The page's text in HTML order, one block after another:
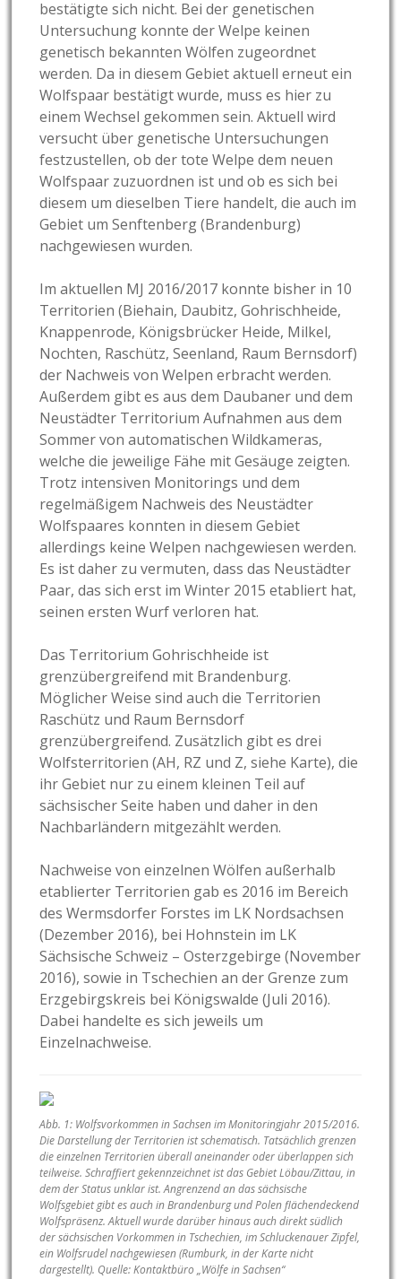
bestätigte sich nicht. Bei der genetischen
Untersuchung konnte der Welpe keinen
genetisch bekannten Wölfen zugeordnet
werden. Da in diesem Gebiet aktuell erneut ein
Wolfspaar bestätigt wurde, muss es hier zu
einem Wechsel gekommen sein. Aktuell wird
versucht über genetische Untersuchungen
festzustellen, ob der tote Welpe dem neuen
Wolfspaar zuzuordnen ist und ob es sich bei
diesem um dieselben Tiere handelt, die auch im
Gebiet um Senftenberg (Brandenburg)
nachgewiesen wurden.
Im aktuellen MJ 2016/2017 konnte bisher in 10
Territorien (Biehain, Daubitz, Gohrischheide,
Knappenrode, Königsbrücker Heide, Milkel,
Nochten, Raschütz, Seenland, Raum Bernsdorf)
der Nachweis von Welpen erbracht werden.
Außerdem gibt es aus dem Daubaner und dem
Neustädter Territorium Aufnahmen aus dem
Sommer von automatischen Wildkameras,
welche die jeweilige Fähe mit Gesäuge zeigten.
Trotz intensiven Monitorings und dem
regelmäßigem Nachweis des Neustädter
Wolfspaares konnten in diesem Gebiet
allerdings keine Welpen nachgewiesen werden.
Es ist daher zu vermuten, dass das Neustädter
Paar, das sich erst im Winter 2015 etabliert hat,
seinen ersten Wurf verloren hat.
Das Territorium Gohrischheide ist
grenzübergreifend mit Brandenburg.
Möglicher Weise sind auch die Territorien
Raschütz und Raum Bernsdorf
grenzübergreifend. Zusätzlich gibt es drei
Wolfsterritorien (AH, RZ und Z, siehe Karte), die
ihr Gebiet nur zu einem kleinen Teil auf
sächsischer Seite haben und daher in den
Nachbarländern mitgezählt werden.
Nachweise von einzelnen Wölfen außerhalb
etablierter Territorien gab es 2016 im Bereich
des Wermsdorfer Forstes im LK Nordsachsen
(Dezember 2016), bei Hohnstein im LK
Sächsische Schweiz – Osterzgebirge (November
2016), sowie in Tschechien an der Grenze zum
Erzgebirgskreis bei Königswalde (Juli 2016).
Dabei handelte es sich jeweils um
Einzelnachweise.
Abb. 1: Wolfsvorkommen in Sachsen im Monitoringjahr 2015/2016.
Die Darstellung der Territorien ist schematisch. Tatsächlich grenzen
die einzelnen Territorien überall aneinander oder überlappen sich
teilweise. Schraffiert gekennzeichnet ist das Gebiet Löbau/Zittau, in
dem der Status unklar ist. Angrenzend an das sächsische
Wolfsgebiet gibt es auch in Brandenburg und Polen flächendeckend
Wolfspräsenz. Aktuell wurde darüber hinaus auch direkt südlich
der sächsischen Vorkommen in Tschechien, im Schluckenauer Zipfel,
ein Wolfsrudel nachgewiesen (Rumburk, in der Karte nicht
dargestellt). Quelle: Kontaktbüro „Wölfe in Sachsen“